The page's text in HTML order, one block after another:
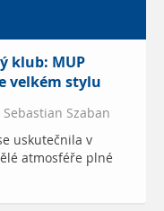
klub: MUP
velkém stylu
Szaban
uskutečnila v
atmosféře plné